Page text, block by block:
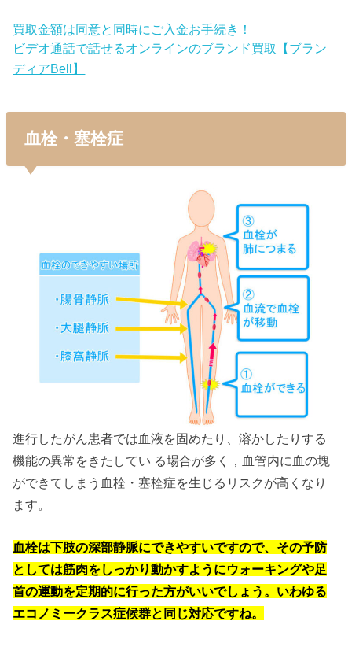
買取金額は同意と同時にご入金お手続き！
ビデオ通話で話せるオンラインのブランド買取【ブラン
ディアBell】
血栓・塞栓症
進行したがん患者では血液を固めたり、溶かしたりする
機能の異常をきたしてい る場合が多く，血管内に血の塊
ができてしまう血栓・塞栓症を生じるリスクが高くなり
ます。
血栓は下肢の深部静脈にできやすいですので、その予防
としては筋肉をしっかり動かすようにウォーキングや足
首の運動を定期的に行った方がいいでしょう。いわゆる
エコノミークラス症候群と同じ対応ですね。